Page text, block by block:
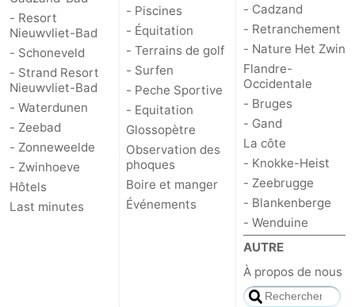
- Resort
Nieuwvliet-Bad
- Schoneveld
- Strand Resort
Nieuwvliet-Bad
- Waterdunen
- Zeebad
- Zonneweelde
- Zwinhoeve
Hôtels
Last minutes
- Piscines
- Équitation
- Terrains de golf
- Surfen
- Peche Sportive
- Equitation
Glossopètre
Observation des
phoques
Boire et manger
Événements
- Cadzand
- Retranchement
- Nature Het Zwin
Flandre-
Occidentale
- Bruges
- Gand
La côte
- Knokke-Heist
- Zeebrugge
- Blankenberge
- Wenduine
AUTRE
À propos de nous